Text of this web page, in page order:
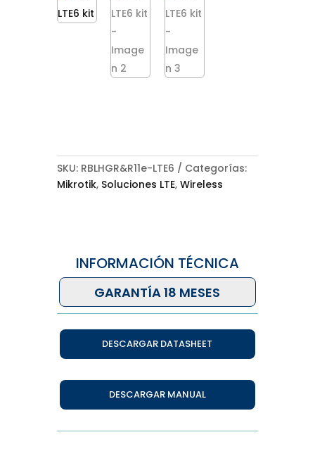
SKU: RBLHGR&R11e-LTE6
Categorías:
Mikrotik, Soluciones LTE, Wireless
INFORMACIÓN TÉCNICA
GARANTÍA 18 MESES
DESCARGAR DATASHEET
DESCARGAR MANUAL